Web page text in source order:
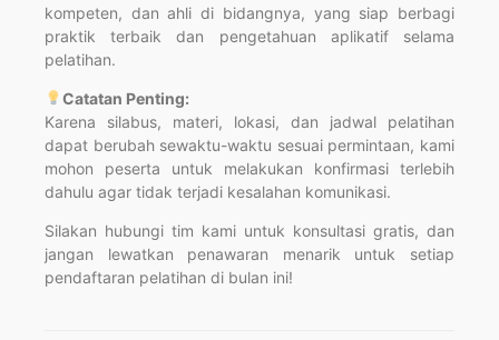
kompeten, dan ahli di bidangnya, yang siap berbagi
praktik terbaik dan pengetahuan aplikatif selama
pelatihan.
Catatan Penting:
Karena silabus, materi, lokasi, dan jadwal pelatihan
dapat berubah sewaktu-waktu sesuai permintaan, kami
mohon peserta untuk melakukan konfirmasi terlebih
dahulu agar tidak terjadi kesalahan komunikasi.
Silakan hubungi tim kami untuk konsultasi gratis, dan
jangan lewatkan penawaran menarik untuk setiap
pendaftaran pelatihan di bulan ini!